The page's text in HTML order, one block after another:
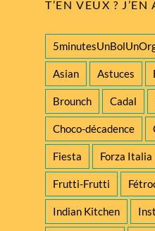
T’EN VEUX ? J’EN
Asian Astuces
Brounch Cadal
Choco-décadence
Fiesta Forza Italia
Frutti-Frutti
Indian Kitchen